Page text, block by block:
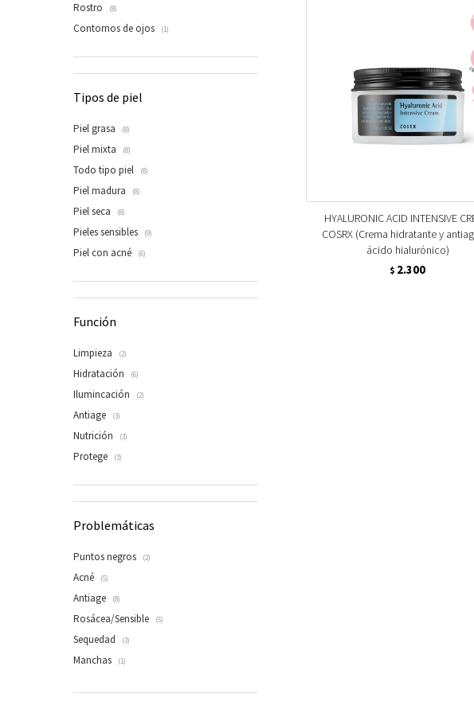
HYALURONIC ACID INTENSIVE
COSRX (Crema hidratante y
ácido hialurónico)
$ 2.300
Rostro (8)
Contornos de ojos (1)
Tipos de piel
Piel grasa (8)
Piel mixta (8)
Todo tipo piel (8)
Piel madura (8)
Piel seca (8)
Pieles sensibles (9)
Piel con acné (6)
Función
Limpieza (2)
Hidratación (6)
Ilumincación (2)
Antiage (3)
Nutrición (3)
Protege (3)
Problemáticas
Puntos negros (2)
Acné (5)
Antiage (8)
Rosácea/Sensible (5)
Sequedad (3)
Manchas (1)